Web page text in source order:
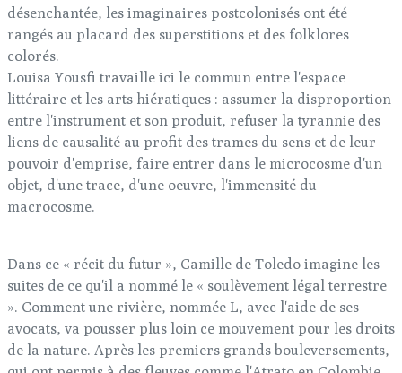
désenchantée, les imaginaires postcolonisés ont été
rangés au placard des superstitions et des folklores
colorés.
Louisa Yousfi travaille ici le commun entre l'espace
littéraire et les arts hiératiques : assumer la disproportion
entre l'instrument et son produit, refuser la tyrannie des
liens de causalité au profit des trames du sens et de leur
pouvoir d'emprise, faire entrer dans le microcosme d'un
objet, d'une trace, d'une oeuvre, l'immensité du
macrocosme.
Dans ce « récit du futur », Camille de Toledo imagine les
suites de ce qu'il a nommé le « soulèvement légal terrestre
». Comment une rivière, nommée L, avec l'aide de ses
avocats, va pousser plus loin ce mouvement pour les droits
de la nature. Après les premiers grands bouleversements,